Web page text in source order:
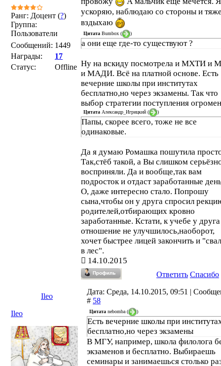
Ранг: Доцент (?)
Группа:
Пользователи
Сообщений: 1449
Награды:
17
Статус:
Offline
ускоряю, наблюдаю со стороны и
вздыхаю
Цитата Bumbox ( )
а они еще где-то существуют ?
Ну на вскиду посмотрела и МХТИ и
и МАДИ. Всё на платной основе. Есть
вечерние школы при институтах
бесплатно,но через экзамены. Так что
выбор стратегии поступления
Цитата Александр_Игрицкий ( )
Папы, скорее всего, тоже не все
одинаковые.
Да я думаю Ромашка пошутила
Так,стёб такой, а Вы слишком
восприняли. Да и вообще,так вам
подросток и отдаст заработанные
О, даже интересно стало. Попрошу
сына,чтобы он у друга спросил
родителей,отбирающих кровно
заработанные. Кстати, к учебе у друга
отношение не улучшилось,наоборот,
хочет быстрее лицей закончить и
в лес".
14.10.2015
Ответить Спасибо
Ileo
Дата: Среда, 14.10.2015, 09:51 |
# 58
Ileo
Цитата nebomba ( )
Есть вечерние школы при
бесплатно,но через экзамены
В МГУ, например, школа филолога
экзаменов и бесплатно. Выбираешь
семинары и занимаешься столько